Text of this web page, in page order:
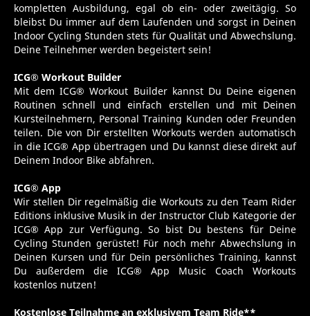
kompletten Ausbildung, egal ob ein- oder zweitägig. So
bleibst Du immer auf dem Laufenden und sorgst in Deinen
Indoor Cycling Stunden stets für Qualität und Abwechslung.
Deine Teilnehmer werden begeistert sein!
ICG® Workout Builder
Mit dem ICG® Workout Builder kannst Du Deine eigenen
Routinen schnell und einfach erstellen und mit Deinen
Kursteilnehmern, Personal Training Kunden oder Freunden
teilen. Die von Dir erstellten Workouts werden automatisch
in die ICG® App übertragen und Du kannst diese direkt auf
Deinem Indoor Bike abfahren.
ICG® App
Wir stellen Dir regelmäßig die Workouts zu den Team Rider
Editions inklusive Musik in der Instructor Club Kategorie der
ICG® App zur Verfügung. So bist Du bestens für Deine
Cycling Stunden gerüstet! Für noch mehr Abwechslung in
Deinen Kursen und für Dein persönliches Training, kannst
Du außerdem die ICG® App Music Coach Workouts
kostenlos nutzen!
Kostenlose Teilnahme an exklusivem Team Ride**